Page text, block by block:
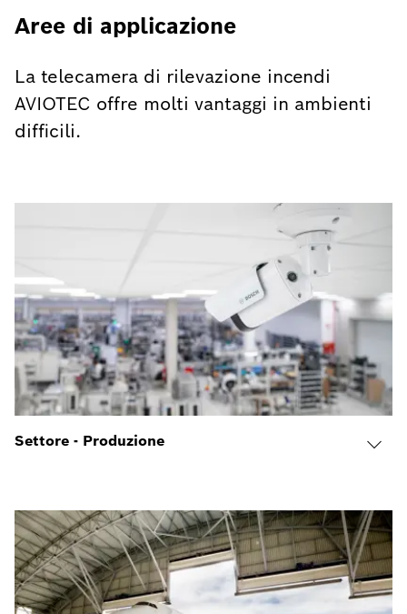
Aree di applicazione
La telecamera di rilevazione incendi
AVIOTEC offre molti vantaggi in ambienti
difficili.
Settore - Produzione